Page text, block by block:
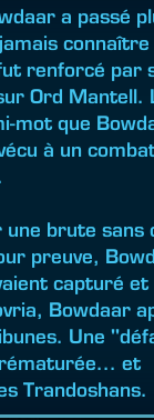
a passé
renforcé par
Ord Mantell.
mot que
à un
brute sans
preuve,
capturé
Bowdaar
Une
et
Trandoshans.